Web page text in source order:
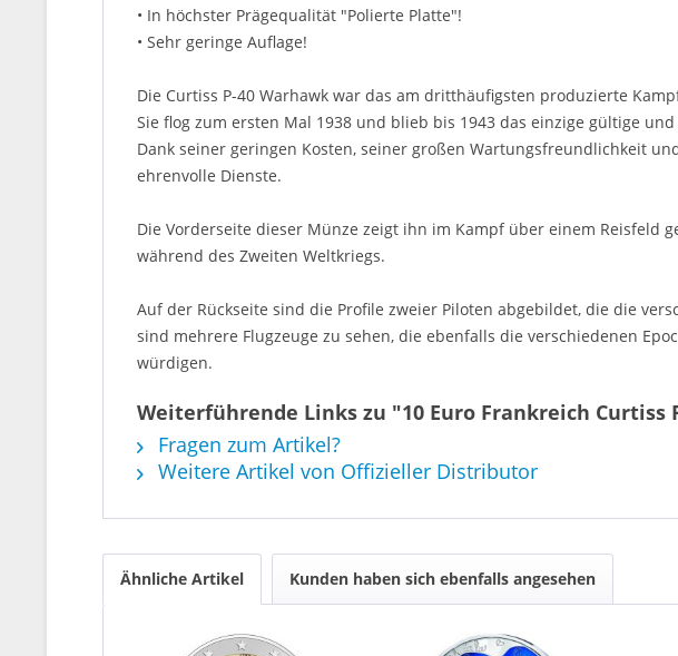
• In höchster Prägequalität "Polierte Platte"!
• Sehr geringe Auflage!
Die Curtiss P-40 Warhawk war das am dritthäufigsten produzierte
Sie flog zum ersten Mal 1938 und blieb bis 1943 das einzige gültige
Dank seiner geringen Kosten, seiner großen Wartungsfreundlichkeit
ehrenvolle Dienste.
Die Vorderseite dieser Münze zeigt ihn im Kampf über einem Reisfeld
während des Zweiten Weltkriegs.
Auf der Rückseite sind die Profile zweier Piloten abgebildet, die die
sind mehrere Flugzeuge zu sehen, die ebenfalls die verschiedenen
würdigen.
Weiterführende Links zu "10 Euro Frankreich Curtiss
Fragen zum Artikel?
Weitere Artikel von Offizieller Distributor
Ähnliche Artikel Kunden haben sich ebenfalls angesehen